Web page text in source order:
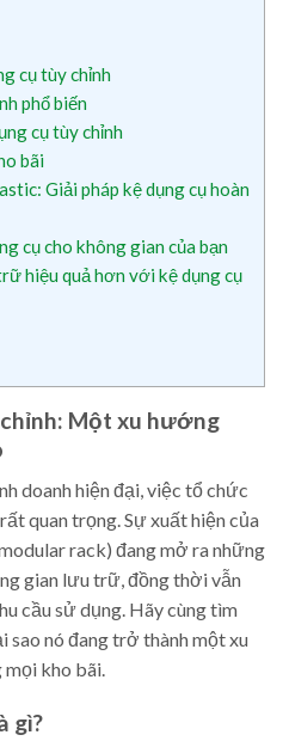
cụ tùy chỉnh
phổ biến
cụ tùy chỉnh
bãi
Giải pháp kệ dụng cụ hoàn
cụ cho không gian của bạn
hiệu quả hơn với kệ dụng cụ
Một xu hướng
doanh hiện đại, việc tổ chức
quan trọng. Sự xuất hiện của
rack) đang mở ra những
gian lưu trữ, đồng thời vẫn
cầu sử dụng. Hãy cùng tìm
sao nó đang trở thành một xu
kho bãi.
gì?